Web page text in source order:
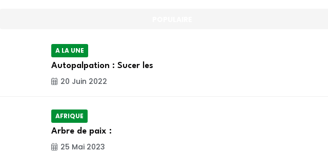
A LA UNE
Autopalpation : Sucer les
20 Juin 2022
AFRIQUE
Arbre de paix :
25 Mai 2023